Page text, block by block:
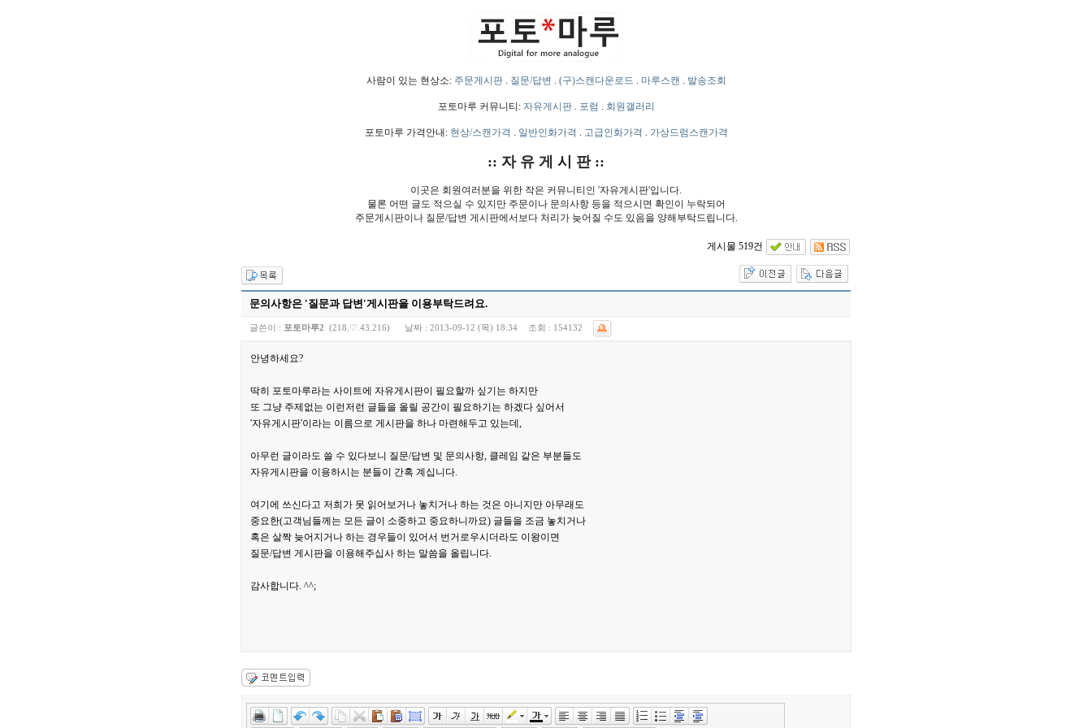
사람이 있는 현상소: 주문게시판. 질문/답변 . (구)스캔다운로드 . 마루스캔 . 발송조회
포토마루 커뮤니티: 자유게시판. 포럼 . 회원갤러리
포토마루 가격안내: 현상/스캔가격 . 일반인화가격 . 고급인화가격 . 가상드럼스캔가격
:: 자 유 게 시 판 ::
이곳은 회원여러분을 위한 작은 커뮤니티인 '자유게시판'입니다.
물론 어떤 글도 적으실 수 있지만 주문이나 문의사항 등을 적으시면 확인이 누락되어
주문게시판이나 질문/답변 게시판에서보다 처리가 늦어질 수도 있음을 양해부탁드립니다.
게시물 519건
문의사항은 '질문과 답변'게시판을 이용부탁드려요.
글쓴이 : 포토마루2 (218.♡.43.216) 날짜 : 2013-09-12 (목) 18:34 조회 : 154132
안녕하세요?
딱히 포토마루라는 사이트에 자유게시판이 필요할까 싶기는 하지만
또 그냥 주제없는 이런저런 글들을 올릴 공간이 필요하기는 하겠다 싶어서
'자유게시판'이라는 이름으로 게시판을 하나 마련해두고 있는데,
아무런 글이라도 쓸 수 있다보니 질문/답변 및 문의사항, 클레임 같은 부분들도
자유게시판을 이용하시는 분들이 간혹 계십니다.
여기에 쓰신다고 저희가 못 읽어보거나 놓치거나 하는 것은 아니지만 아무래도
중요한(고객님들께는 모든 글이 소중하고 중요하니까요) 글들을 조금 놓치거나
혹은 살짝 늦어지거나 하는 경우들이 있어서 번거로우시더라도 이왕이면
질문/답변 게시판을 이용해주십사 하는 말씀을 올립니다.
감사합니다. ^^;